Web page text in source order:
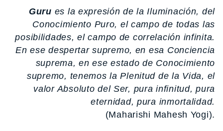
Guru es la expresión de la Iluminación, del
Conocimiento Puro, el campo de todas las
posibilidades, el campo de correlación infinita.
En ese despertar supremo, en esa Conciencia
suprema, en ese estado de Conocimiento
supremo, tenemos la Plenitud de la Vida, el
valor Absoluto del Ser, pura infinitud, pura
eternidad, pura inmortalidad.
(Maharishi Mahesh Yogi).